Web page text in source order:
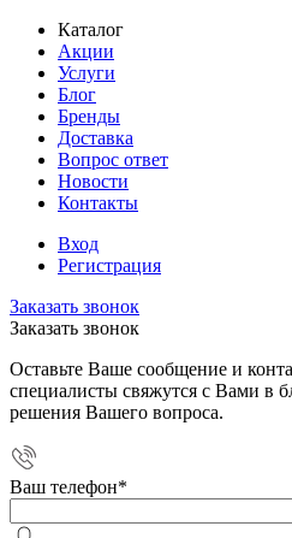
Каталог
Акции
Услуги
Блог
Бренды
Доставка
Вопрос ответ
Новости
Контакты
Вход
Регистрация
Заказать звонок
Заказать звонок
Оставьте Ваше сообщение и
специалисты свяжутся с Вами в
решения Вашего вопроса.
Ваш телефон*